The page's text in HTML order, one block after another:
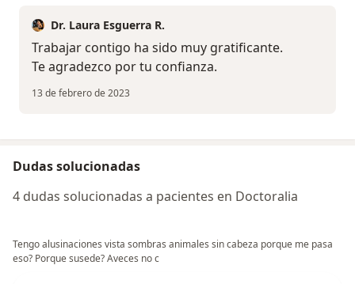
Dr. Laura Esguerra R.
Trabajar contigo ha sido muy gratificante.
Te agradezco por tu confianza.
13 de febrero de 2023
Dudas solucionadas
4 dudas solucionadas a pacientes en Doctoralia
Tengo alusinaciones vista sombras animales sin cabeza porque me pasa
eso? Porque susede? Aveces no c